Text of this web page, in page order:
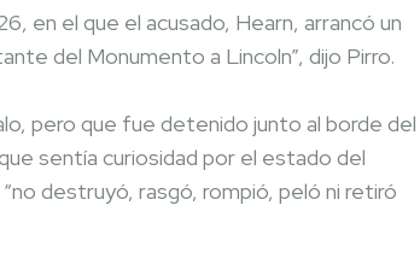
en el que el acusado, Hearn, arrancó un
del Monumento a Lincoln”, dijo Pirro.
pero que fue detenido junto al borde del
sentía curiosidad por el estado del
destruyó, rasgó, rompió, peló ni retiró